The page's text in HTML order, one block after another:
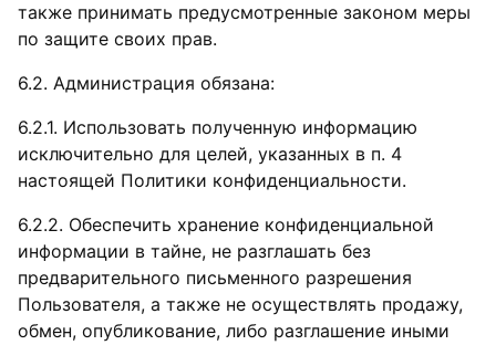
также принимать предусмотренные законом меры
по защите своих прав.
6.2. Администрация обязана:
6.2.1. Использовать полученную информацию
исключительно для целей, указанных в п. 4
настоящей Политики конфиденциальности.
6.2.2. Обеспечить хранение конфиденциальной
информации в тайне, не разглашать без
предварительного письменного разрешения
Пользователя, а также не осуществлять продажу,
обмен, опубликование, либо разглашение иными